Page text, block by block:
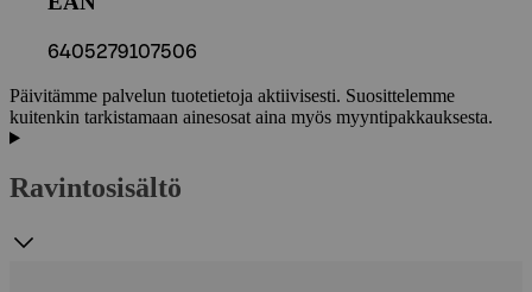
6405279107506
Päivitämme palvelun tuotetietoja aktiivisesti. Suosittelemme
kuitenkin tarkistamaan ainesosat aina myös myyntipakkauksesta.
Ravintosisältö